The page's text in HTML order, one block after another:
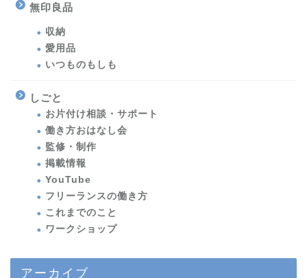
無印良品
収納
愛用品
いつものもしも
しごと
お片付け相談・サポート
働き方おはなし会
監修・制作
掲載情報
YouTube
フリーランスの働き方
これまでのこと
ワークショップ
アーカイブ